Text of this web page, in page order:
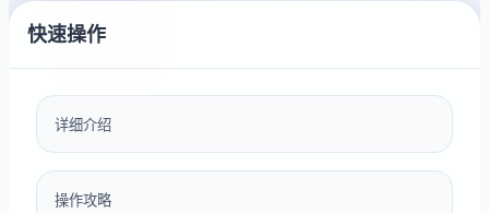
快速操作
详细介绍
操作攻略